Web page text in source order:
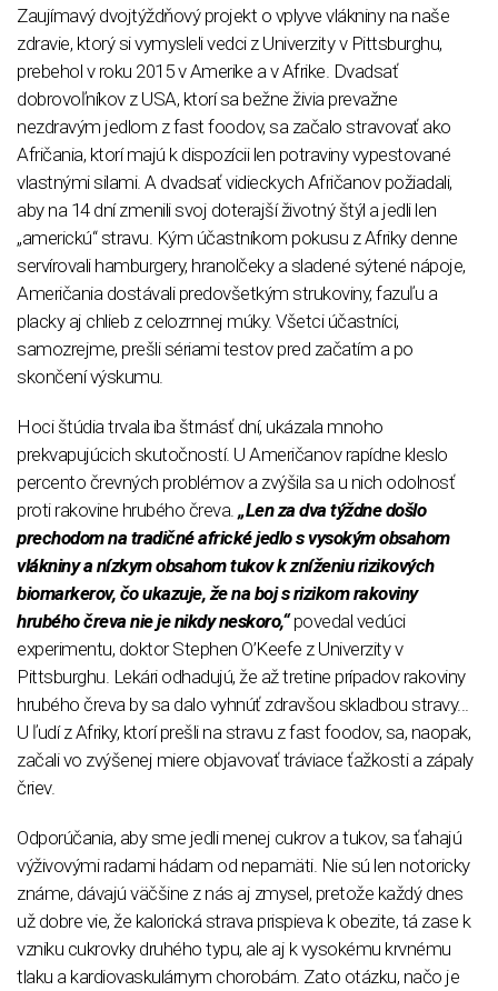
Zaujímavý dvojtýždňový projekt o vplyve vlákniny na naše
zdravie, ktorý si vymysleli vedci z Univerzity v Pittsburghu,
prebehol v roku 2015 v Amerike a v Afrike. Dvadsať
dobrovoľníkov z USA, ktorí sa bežne živia prevažne
nezdravým jedlom z fast foodov, sa začalo stravovať ako
Afričania, ktorí majú k dispozícii len potraviny vypestované
vlastnými silami. A dvadsať vidieckych Afričanov požiadali,
aby na 14 dní zmenili svoj doterajší životný štýl a jedli len
„americkú“ stravu. Kým účastníkom pokusu z Afriky denne
servírovali hamburgery, hranolčeky a sladené sýtené nápoje,
Američania dostávali predovšetkým strukoviny, fazuľu a
placky aj chlieb z celozrnnej múky. Všetci účastníci,
samozrejme, prešli sériami testov pred začatím a po
skončení výskumu.
Hoci štúdia trvala iba štrnásť dní, ukázala mnoho
prekvapujúcich skutočností. U Američanov rapídne kleslo
percento črevných problémov a zvýšila sa u nich odolnosť
proti rakovine hrubého čreva. „Len za dva týždne došlo
prechodom na tradičné africké jedlo s vysokým obsahom
vlákniny a nízkym obsahom tukov k zníženiu rizikových
biomarkerov, čo ukazuje, že na boj s rizikom rakoviny
hrubého čreva nie je nikdy neskoro,“povedal vedúci
experimentu, doktor Stephen O’Keefe z Univerzity v
Pittsburghu. Lekári odhadujú, že až tretine prípadov rakoviny
hrubého čreva by sa dalo vyhnúť zdravšou skladbou stravy...
U ľudí z Afriky, ktorí prešli na stravu z fast foodov, sa, naopak,
začali vo zvýšenej miere objavovať tráviace ťažkosti a zápaly
čriev.
Odporúčania, aby sme jedli menej cukrov a tukov, sa ťahajú
výživovými radami hádam od nepamäti. Nie sú len notoricky
známe, dávajú väčšine z nás aj zmysel, pretože každý dnes
už dobre vie, že kalorická strava prispieva k obezite, tá zase k
vzniku cukrovky druhého typu, ale aj k vysokému krvnému
tlaku a kardiovaskulárnym chorobám. Zato otázku, načo je